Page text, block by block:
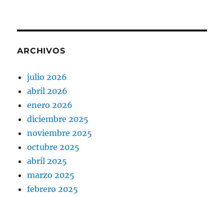
ARCHIVOS
julio 2026
abril 2026
enero 2026
diciembre 2025
noviembre 2025
octubre 2025
abril 2025
marzo 2025
febrero 2025